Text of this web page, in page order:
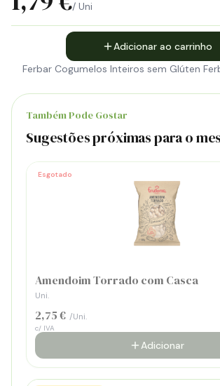
/ Uni
Adicionar ao carrinho
Ferbar Cogumelos Inteiros sem Glúten
Também Pode Gostar
Sugestões próximas para o
Esgotado
Amendoim Torrado com Casca
Uni.
2,75 € /Uni.
c/ IVA
Adicionar